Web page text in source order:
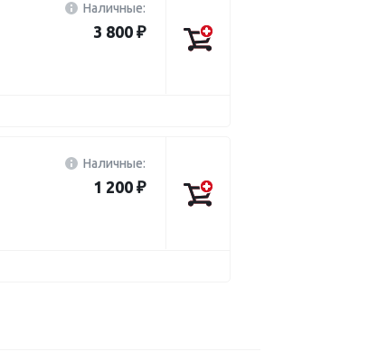
Наличные:
3 800 ₽
Наличные:
1 200 ₽